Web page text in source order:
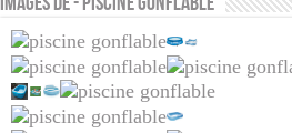
Images de - Piscine gonflable